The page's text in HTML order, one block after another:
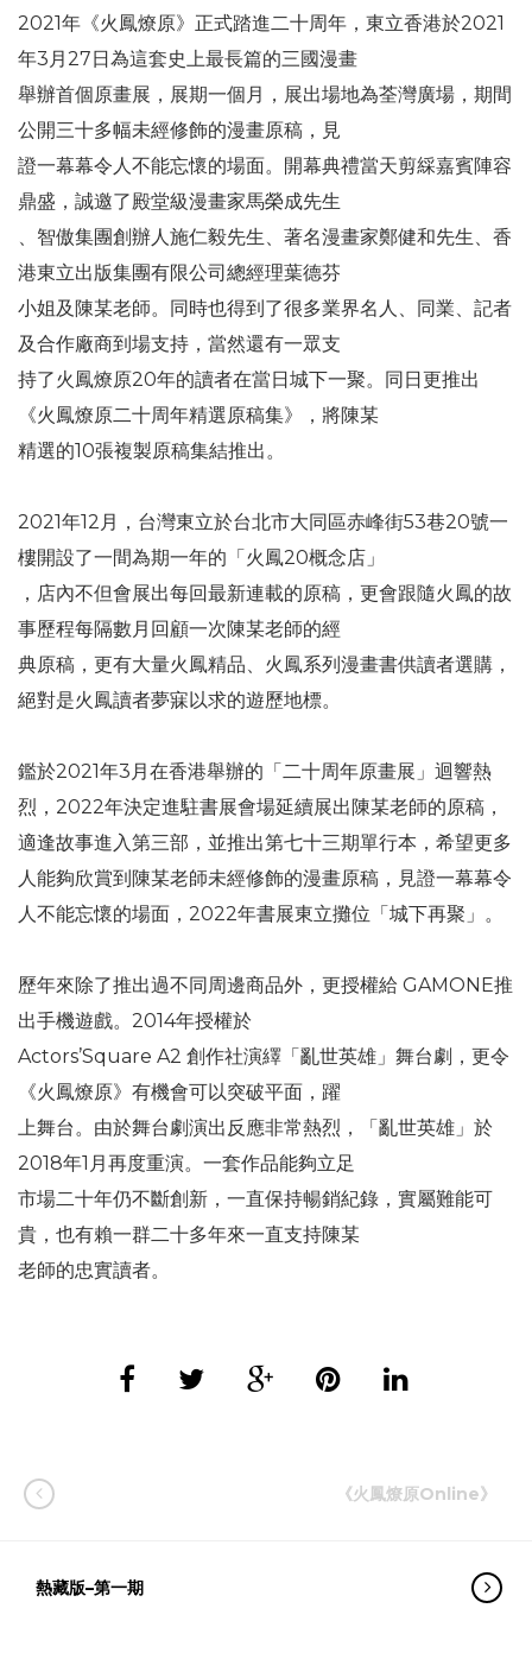
2021年《火鳳燎原》正式踏進二十周年，東立香港於2021
年3月27日為這套史上最長篇的三國漫畫
舉辦首個原畫展，展期一個月，展出場地為荃灣廣場，期間
公開三十多幅未經修飾的漫畫原稿，見
證一幕幕令人不能忘懷的場面。開幕典禮當天剪綵嘉賓陣容
鼎盛，誠邀了殿堂級漫畫家馬榮成先生
、智傲集團創辦人施仁毅先生、著名漫畫家鄭健和先生、香
港東立出版集團有限公司總經理葉德芬
小姐及陳某老師。同時也得到了很多業界名人、同業、記者
及合作廠商到場支持，當然還有一眾支
持了火鳳燎原20年的讀者在當日城下一聚。同日更推出
《火鳳燎原二十周年精選原稿集》，將陳某
精選的10張複製原稿集結推出。
2021年12月，台灣東立於台北市大同區赤峰街53巷20號一
樓開設了一間為期一年的「火鳳20概念店」
，店內不但會展出每回最新連載的原稿，更會跟隨火鳳的故
事歷程每隔數月回顧一次陳某老師的經
典原稿，更有大量火鳳精品、火鳳系列漫畫書供讀者選購，
絕對是火鳳讀者夢寐以求的遊歷地標。
鑑於2021年3月在香港舉辦的「二十周年原畫展」迴響熱
烈，2022年決定進駐書展會場延續展出陳某老師的原稿，
適逢故事進入第三部，並推出第七十三期單行本，希望更多
人能夠欣賞到陳某老師未經修飾的漫畫原稿，見證一幕幕令
人不能忘懷的場面，2022年書展東立攤位「城下再聚」。
歷年來除了推出過不同周邊商品外，更授權給 GAMONE推
出手機遊戲。2014年授權於
Actors’Square A2 創作社演繹「亂世英雄」舞台劇，更令
《火鳳燎原》有機會可以突破平面，躍
上舞台。由於舞台劇演出反應非常熱烈，「亂世英雄」於
2018年1月再度重演。一套作品能夠立足
市場二十年仍不斷創新，一直保持暢銷紀錄，實屬難能可
貴，也有賴一群二十多年來一直支持陳某
老師的忠實讀者。
《火鳳燎原Online》
熱藏版–第一期